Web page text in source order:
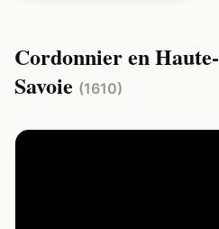
Cordonnier en Haute-
Savoie (1610)